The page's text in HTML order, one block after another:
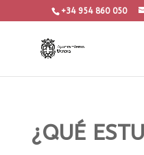
+34 954 860 050
¿QUÉ